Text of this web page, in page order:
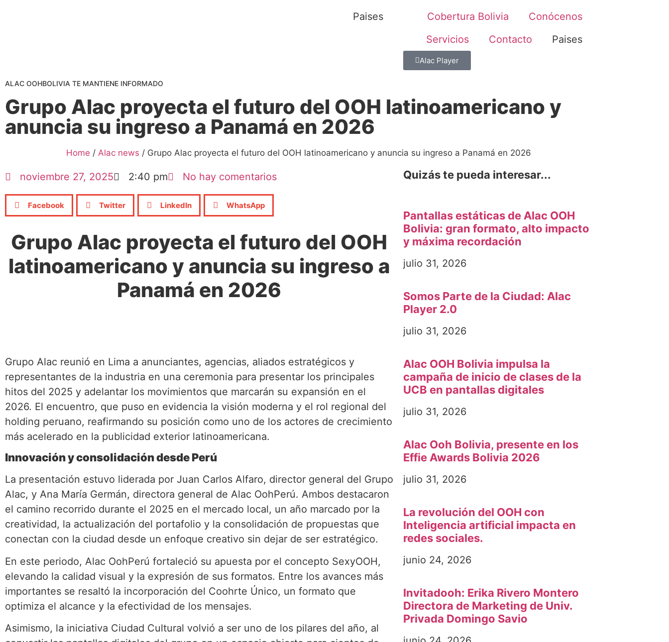
Paises Cobertura Bolivia
Conócenos
Servicios
Contacto Paises
Alac Player
ALAC OOHBOLIVIA TE MANTIENE INFORMADO
Grupo Alac proyecta el futuro del OOH latinoamericano y
anuncia su ingreso a Panamá en 2026
Home / Alac news / Grupo Alac proyecta el futuro del OOH latinoamericano y anuncia su ingreso a Panamá en 2026
noviembre 27, 2025 2:40 pm No hay comentarios
Facebook Twitter LinkedIn WhatsApp
Grupo Alac proyecta el futuro del OOH
latinoamericano y anuncia su ingreso a
Panamá en 2026
Grupo Alac reunió en Lima a anunciantes, agencias, aliados estratégicos y
representantes de la industria en una ceremonia para presentar los principales
hitos del 2025 y adelantar los movimientos que marcarán su expansión en el
2026. El encuentro, que puso en evidencia la visión moderna y el rol regional del
holding peruano, reafirmando su posición como uno de los actores de crecimiento
más acelerado en la publicidad exterior latinoamericana.
Innovación y consolidación desde Perú
La presentación estuvo liderada por Juan Carlos Alfaro, director general del Grupo
Alac, y Ana María Germán, directora general de Alac OohPerú. Ambos destacaron
el camino recorrido durante el 2025 en el mercado local, un año marcado por la
creatividad, la actualización del portafolio y la consolidación de propuestas que
conectan con la ciudad desde un enfoque creativo sin dejar de ser estratégico.
En este periodo, Alac OohPerú fortaleció su apuesta por el concepto SexyOOH,
elevando la calidad visual y la expresión de sus formatos. Entre los avances más
importantes se resaltó la incorporación del Coohrte Único, un formato que
optimiza el alcance y la efectividad de los mensajes.
Asimismo, la iniciativa Ciudad Cultural volvió a ser uno de los pilares del año, al
Quizás te pueda interesar...
Pantallas estáticas de Alac OOH
Bolivia: gran formato, alto impacto
y máxima recordación
julio 31, 2026
Somos Parte de la Ciudad: Alac
Player 2.0
julio 31, 2026
Alac OOH Bolivia impulsa la
campaña de inicio de clases de la
UCB en pantallas digitales
julio 31, 2026
Alac Ooh Bolivia, presente en los
Effie Awards Bolivia 2026
julio 31, 2026
La revolución del OOH con
Inteligencia artificial impacta en
redes sociales.
junio 24, 2026
Invitadooh: Erika Rivero Montero
Directora de Marketing de Univ.
Privada Domingo Savio